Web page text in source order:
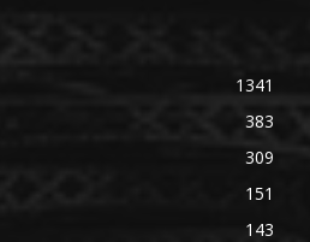
1341
383
309
151
143